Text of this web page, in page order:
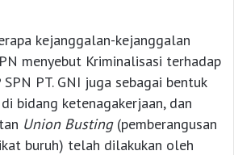
kejanggalan-kejanggalan
menyebut Kriminalisasi terhadap
SPN PT. GNI juga sebagai bentuk
bidang ketenagakerjaan, dan
Union Busting(pemberangusan
buruh) telah dilakukan oleh